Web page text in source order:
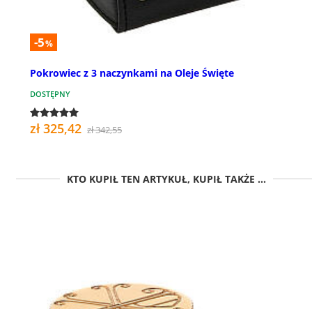
-5%
Pokrowiec z 3 naczynkami na Oleje Święte
DOSTĘPNY
zł 325,42 zł 342,55
KTO KUPIŁ TEN ARTYKUŁ, KUPIŁ TAKŻE ...